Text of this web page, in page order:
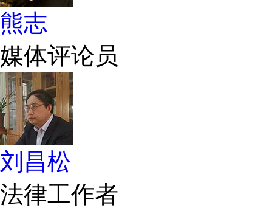
熊志
媒体评论员
刘昌松
法律工作者